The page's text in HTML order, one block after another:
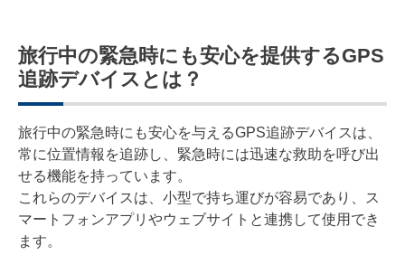
旅行中の緊急時にも安心を提供するGPS
追跡デバイスとは？
旅行中の緊急時にも安心を与えるGPS追跡デバイスは、
常に位置情報を追跡し、緊急時には迅速な救助を呼び出
せる機能を持っています。
これらのデバイスは、小型で持ち運びが容易であり、ス
マートフォンアプリやウェブサイトと連携して使用でき
ます。